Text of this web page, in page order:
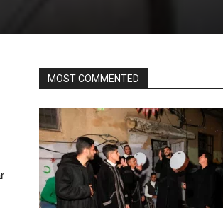
MOST COMMENTED